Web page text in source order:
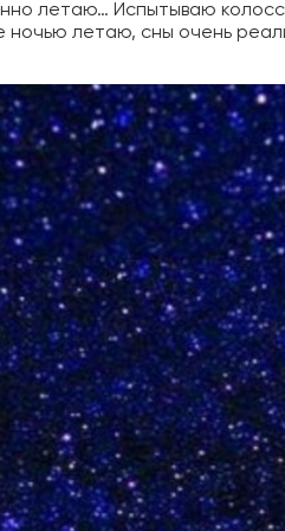
летаю… Испытываю
летаю, сны очень